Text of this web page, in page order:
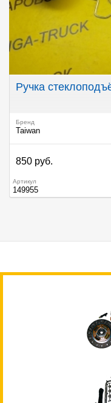
Ручка
Бренд
Taiwan
850 руб.
Артикул
149955